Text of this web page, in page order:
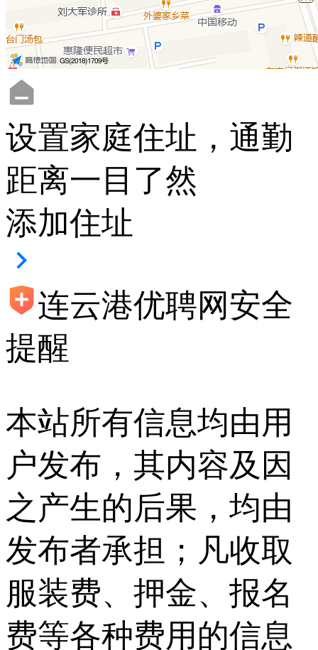
设置家庭住址，通勤
距离一目了然
添加住址
连云港优聘网安全
提醒
本站所有信息均由用
户发布，其内容及因
之产生的后果，均由
发布者承担；凡收取
服装费、押金、报名
费等各种费用的信息